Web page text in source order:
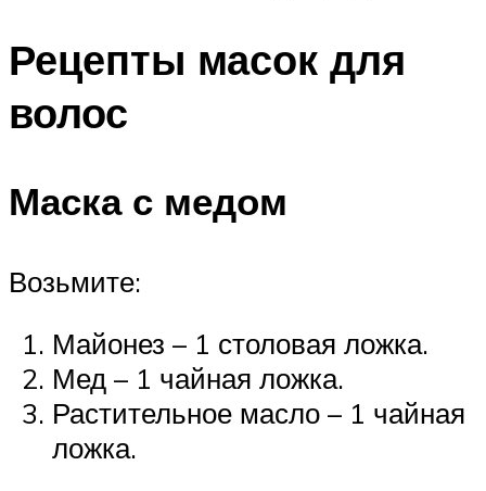
Рецепты масок для
волос
Маска с медом
Возьмите:
Майонез – 1 столовая ложка.
Мед – 1 чайная ложка.
Растительное масло – 1 чайная
ложка.